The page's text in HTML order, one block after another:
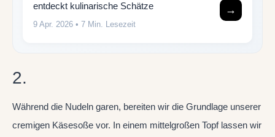
entdeckt kulinarische Schätze
9 Apr. 2026 • 7 Min. Lesezeit
→
2.
Während die Nudeln garen, bereiten wir die Grundlage unserer
cremigen Käsesoße vor. In einem mittelgroßen Topf lassen wir